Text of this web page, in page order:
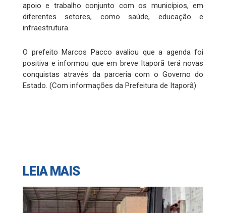
apoio e trabalho conjunto com os municípios, em
diferentes setores, como saúde, educação e
infraestrutura.
O prefeito Marcos Pacco avaliou que a agenda foi
positiva e informou que em breve Itaporã terá novas
conquistas através da parceria com o Governo do
Estado. (Com informações da Prefeitura de Itaporã)
LEIA MAIS